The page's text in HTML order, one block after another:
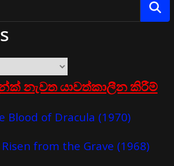
නැවත යාවත්කාලීන කිරීම්
Blood of Dracula (1970)
from the Grave (1968)